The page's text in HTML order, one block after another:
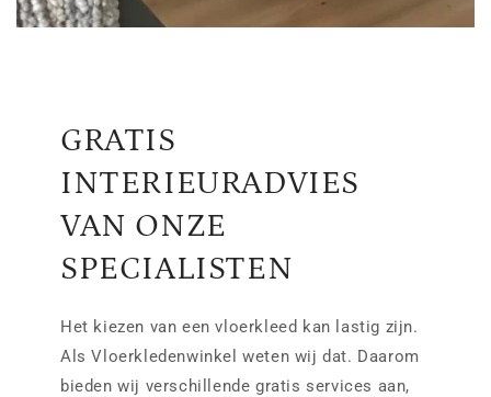
GRATIS
INTERIEURADVIES
VAN ONZE
SPECIALISTEN
Het kiezen van een vloerkleed kan lastig zijn.
Als Vloerkledenwinkel weten wij dat. Daarom
bieden wij verschillende gratis services aan,